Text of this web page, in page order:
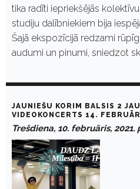
tika radīti iepriekšējās
studiju dalībniekiem bija
Šajā ekspozīcijā redzami
audumi un pinumi, sniedzot
JAUNIEŠU KORIM BALSIS 2
VIDEOKONCERTS 14.
Trešdiena, 10. februāris, 2021.